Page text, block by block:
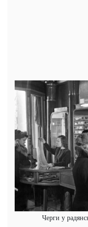
Черги у